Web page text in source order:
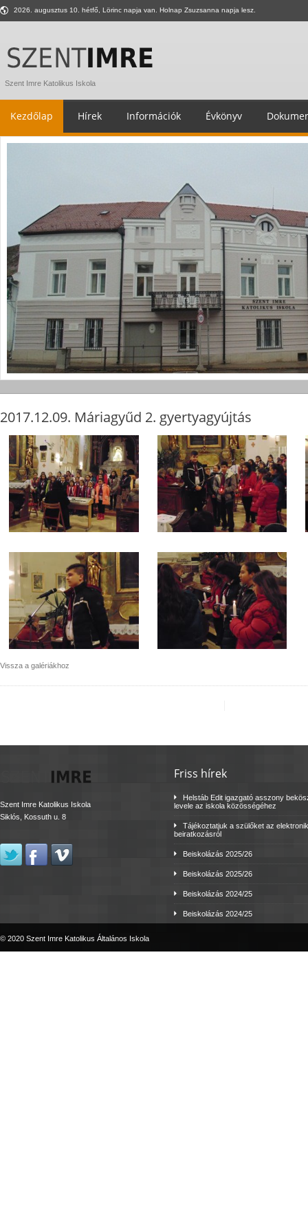
2026. augusztus 10. hétfő, Lörinc napja van. Holnap Zsuzsanna napja lesz.
Szent Imre Katolikus Iskola
Kezdőlap Hírek Információk Évkönyv
2017.12.09. Máriagyűd 2. gyertyagyújtás
Vissza a galériákhoz
Szent Imre Katolikus Iskola
Siklós, Kossuth u. 8
Friss hírek
Helstáb Edit igazgató asszony
levele az iskola közösségéhez
Tájékoztatjuk a szülőket az
beiratkozásról
Beiskolázás 2025/26
Beiskolázás 2025/26
Beiskolázás 2024/25
Beiskolázás 2024/25
© 2020 Szent Imre Katolikus Általános Iskola